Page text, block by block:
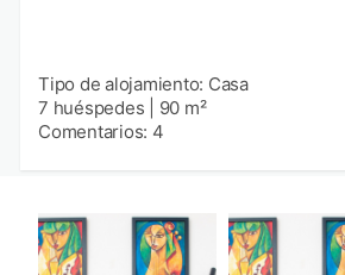
Tipo de alojamiento: Casa
7 huéspedes
90 m²
Comentarios: 4